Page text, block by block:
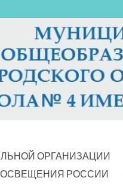
ОРГАНИЗАЦИИ
РОССИИ